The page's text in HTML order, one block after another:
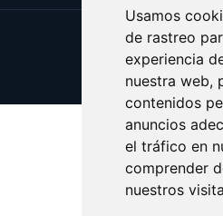
Usamos
de rastreo
experiencia
nuestra web,
contenidos
anuncios
el tráfico en
comprender
nuestros
Update cookies
Copyright ©